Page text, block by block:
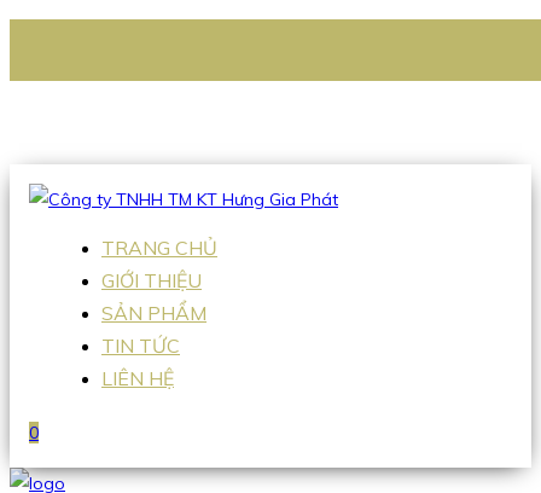
Hotline:0938 336 079
TRANG CHỦ
GIỚI THIỆU
SẢN PHẨM
TIN TỨC
LIÊN HỆ
0